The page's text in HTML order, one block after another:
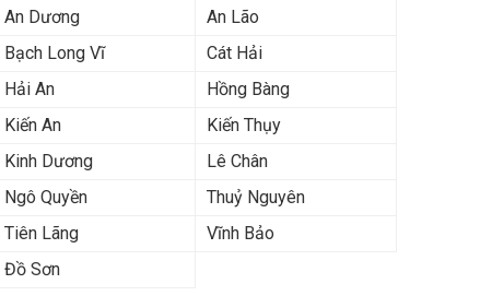
An Dương
An Lão
Bạch Long Vĩ
Cát Hải
Hải An
Hồng Bàng
Kiến An
Kiến Thụy
Kinh Dương
Lê Chân
Ngô Quyền
Thuỷ Nguyên
Tiên Lãng
Vĩnh Bảo
Đồ Sơn